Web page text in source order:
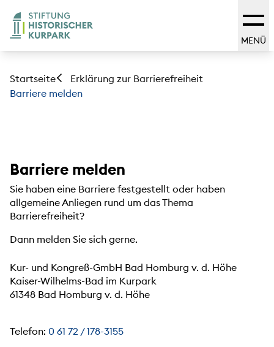
MENÜ
Startseite
Erklärung zur Barrierefreiheit
Barriere melden
Barriere melden
Sie haben eine Barriere festgestellt oder haben
allgemeine Anliegen rund um das Thema
Barrierefreiheit?
Dann melden Sie sich gerne.
Kur- und Kongreß-GmbH Bad Homburg v. d. Höhe
Kaiser-Wilhelms-Bad im Kurpark
61348 Bad Homburg v. d. Höhe
Telefon: 0 61 72 / 178-3155